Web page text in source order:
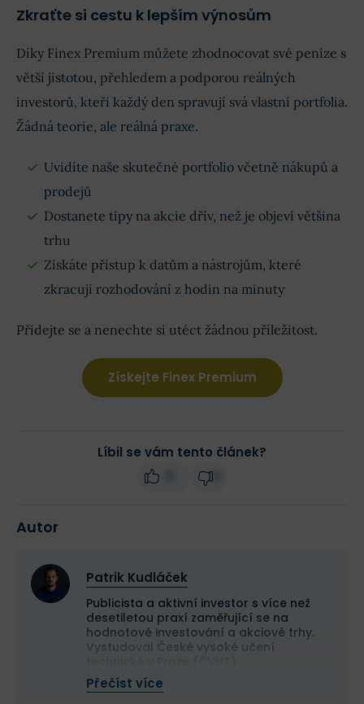
Zkraťte si cestu k lepším výnosům
Díky Finex Premium můžete zhodnocovat své peníze s
větší jistotou, přehledem a podporou reálných
investorů, kteří každý den spravují svá vlastní portfolia.
Žádná teorie, ale reálná praxe.
Uvidíte naše skutečné portfolio včetně nákupů a
prodejů
Dostanete tipy na akcie dřív, než je objeví většina
trhu
Získáte přístup k datům a nástrojům, které
zkracují rozhodování z hodin na minuty
Přidejte se a nenechte si utéct žádnou příležitost.
Získejte Finex Premium
Líbil se vám tento článek?
3
Autor
Patrik Kudláček
Publicista a aktivní investor s více než
desetiletou praxí zaměřující se na
hodnotové investování a akciové trhy.
Vystudoval České vysoké učení
Ve své investiční strategii kombinuje
aktivní i pasivní přístup a zaměřuje se
Přečíst více